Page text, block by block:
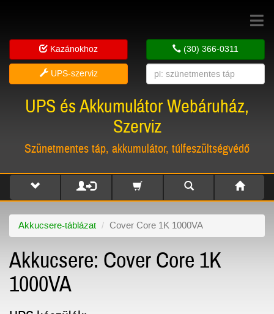
Toggle
Kazánokhoz
UPS-szerviz
(30) 366-0311
UPS és Akkumulátor Webáruház,
Szerviz
Szünetmentes táp, akkumulátor, túlfeszültségvédő
Akkucsere-táblázat Cover Core 1K 1000VA
Akkucsere: Cover Core 1K
1000VA